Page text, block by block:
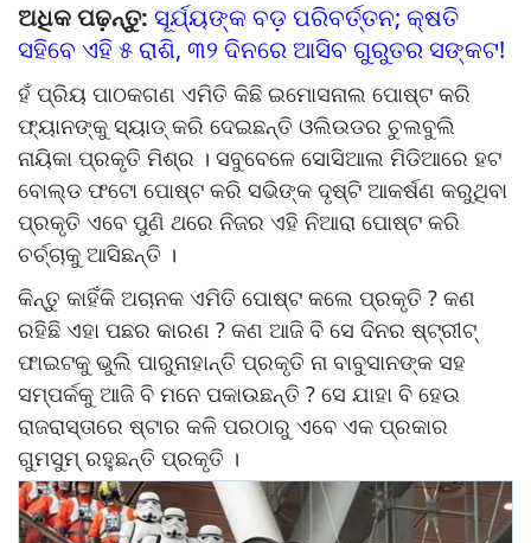
ଅଧିକ ପଢ଼ନ୍ତୁ: ସୂର୍ଯ୍ୟଙ୍କ ବଡ଼ ପରିବର୍ତ୍ତନ; କ୍ଷତି
ସହିବେ ଏହି ୫ ରାଶି, ୩୨ ଦିନରେ ଆସିବ ଗୁରୁତର ସଙ୍କଟ!
ହଁ ପ୍ରିୟ ପାଠକଗଣ ଏମିତି କିଛି ଇମୋସନାଲ ପୋଷ୍ଟ କରି
ଫ୍ୟାନଙ୍କୁ ସ୍ୟାଡ୍ କରି ଦେଇଛନ୍ତି ଓଲିଉଡର ଚୁଲବୁଲି
ନାୟିକା ପ୍ରକୃତି ମିଶ୍ର । ସବୁବେଳେ ସୋସିଆଲ ମିଡିଆରେ ହଟ
ବୋଲ୍ଡ ଫଟୋ ପୋଷ୍ଟ କରି ସଭିଙ୍କ ଦୃଷ୍ଟି ଆକର୍ଷଣ କରୁଥିବା
ପ୍ରକୃତି ଏବେ ପୁଣି ଥରେ ନିଜର ଏହି ନିଆରା ପୋଷ୍ଟ କରି
ଚର୍ଚ୍ଚାକୁ ଆସିଛନ୍ତି ।
କିନ୍ତୁ କାହିଁକି ଅଚାନକ ଏମିତି ପୋଷ୍ଟ କଲେ ପ୍ରକୃତି ? କଣ
ରହିଛି ଏହା ପଛର କାରଣ ? କଣ ଆଜି ବି ସେ ଦିନର ଷ୍ଟ୍ରୀଟ୍
ଫାଇଟକୁ ଭୁଲି ପାରୁନାହାନ୍ତି ପ୍ରକୃତି ନା ବାବୁସାନଙ୍କ ସହ
ସମ୍ପର୍କକୁ ଆଜି ବି ମନେ ପକାଉଛନ୍ତି ? ସେ ଯାହା ବି ହେଉ
ରାଜରାସ୍ତାରେ ଷ୍ଟାର କଳି ପରଠାରୁ ଏବେ ଏକ ପ୍ରକାର
ଗୁମସୁମ୍ ରହୁଛନ୍ତି ପ୍ରକୃତି ।